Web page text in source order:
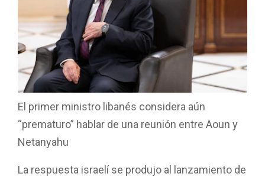
El primer ministro libanés considera aún
“prematuro” hablar de una reunión entre Aoun y
Netanyahu
La respuesta israelí se produjo al lanzamiento de